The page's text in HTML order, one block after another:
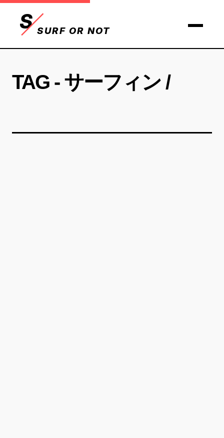
SURF OR NOT
S
TAG - サーフィン /